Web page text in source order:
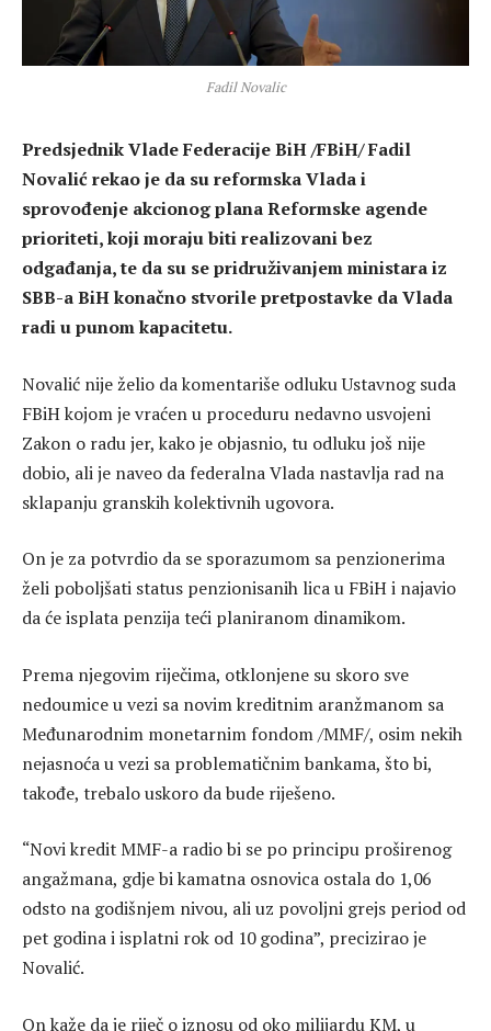
Fadil Novalic
Predsjednik Vlade Federacije BiH /FBiH/ Fadil
Novalić rekao je da su reformska Vlada i
sprovođenje akcionog plana Reformske agende
prioriteti, koji moraju biti realizovani bez
odgađanja, te da su se pridruživanjem ministara iz
SBB-a BiH konačno stvorile pretpostavke da Vlada
radi u punom kapacitetu.
Novalić nije želio da komentariše odluku Ustavnog suda
FBiH kojom je vraćen u proceduru nedavno usvojeni
Zakon o radu jer, kako je objasnio, tu odluku još nije
dobio, ali je naveo da federalna Vlada nastavlja rad na
sklapanju granskih kolektivnih ugovora.
On je za potvrdio da se sporazumom sa penzionerima
želi poboljšati status penzionisanih lica u FBiH i najavio
da će isplata penzija teći planiranom dinamikom.
Prema njegovim riječima, otklonjene su skoro sve
nedoumice u vezi sa novim kreditnim aranžmanom sa
Međunarodnim monetarnim fondom /MMF/, osim nekih
nejasnoća u vezi sa problematičnim bankama, što bi,
takođe, trebalo uskoro da bude riješeno.
“Novi kredit MMF-a radio bi se po principu proširenog
angažmana, gdje bi kamatna osnovica ostala do 1,06
odsto na godišnjem nivou, ali uz povoljni grejs period od
pet godina i isplatni rok od 10 godina”, precizirao je
Novalić.
On kaže da je riječ o iznosu od oko milijardu KM, u